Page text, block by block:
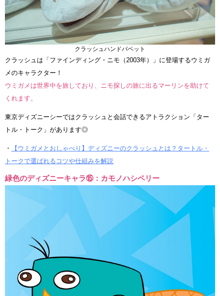
クラッシュハンドパペット
クラッシュは「ファインディング・ニモ（2003年）」に登場するウミガ
メのキャラクター！
ウミガメは世界中を旅しており、ニモ探しの旅に出るマーリンを助けて
くれます。
東京ディズニーシーではクラッシュと会話できるアトラクション「ター
トル・トーク」があります◎
・
【ウミガメとおしゃべり】ディズニーのクラッシュとは？タートル・
トークで選ばれるコツや仕組みを解説
緑色のディズニーキャラ⑮：カモノハシペリー